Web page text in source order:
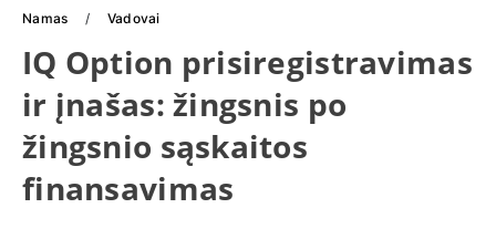
Namas Vadovai
IQ Option prisiregistravimas
ir įnašas: žingsnis po
žingsnio sąskaitos
finansavimas